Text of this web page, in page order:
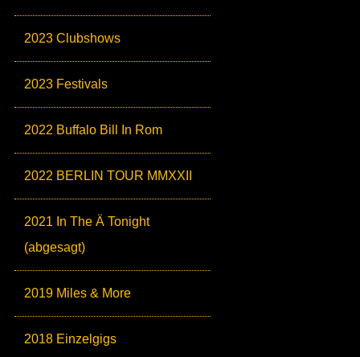
2023 Clubshows
2023 Festivals
2022 Buffalo Bill In Rom
2022 BERLIN TOUR MMXXII
2021 In The Ä Tonight
(abgesagt)
2019 Miles & More
2018 Einzelgigs